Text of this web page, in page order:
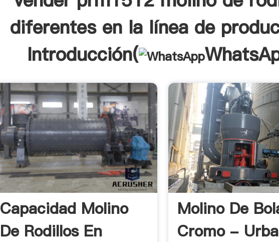
diferentes en la línea de
Introducción(
Capacidad Molino
De Rodillos En
Molino De
Cromo -